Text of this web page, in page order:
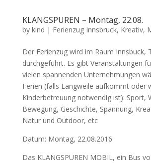
KLANGSPUREN – Montag, 22.08.
by kind | Ferienzug Innsbruck, Kreativ,
Der Ferienzug wird im Raum Innsbuck,
durchgeführt. Es gibt Veranstaltungen
vielen spannenden Unternehmungen
Ferien (falls Langweile aufkommt oder
Kinderbetreuung notwendig ist): Sport,
Bewegung, Geschichte, Spannung,
Natur und Outdoor, etc
Datum: Montag, 22.08.2016
Das KLANGSPUREN MOBIL, ein Bus